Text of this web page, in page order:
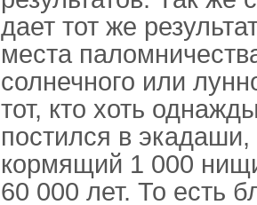
дает тот же
места
солнечного или
тот, кто хоть
постился в экадаши,
кормящий 1 000
60 000 лет. То есть